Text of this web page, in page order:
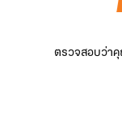
ตรวจสอบว่า